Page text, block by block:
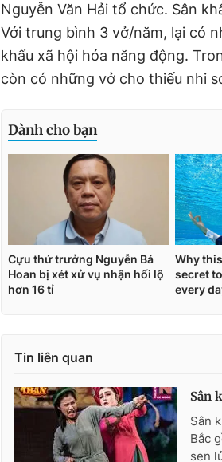
Nguyễn Văn Hải tổ chức. Sân
Với trung bình 3 vở/năm, lại có
khấu xã hội hóa năng động.
còn có những vở cho thiếu nhi
Tin liên quan
Sân
Sân
Bắc
sen